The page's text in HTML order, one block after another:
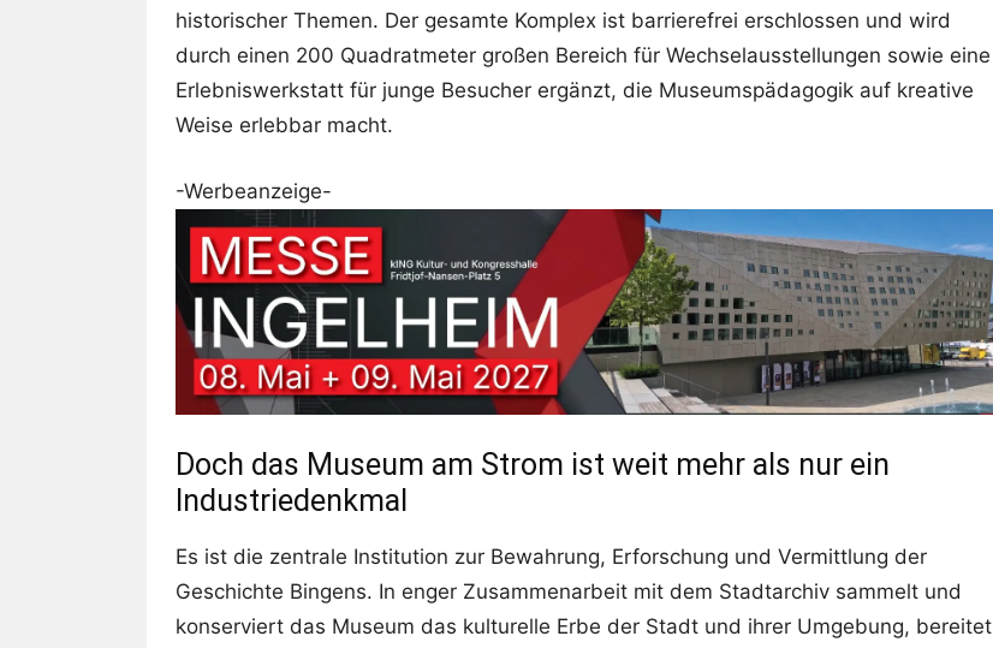
historischer Themen. Der gesamte Komplex ist barrierefrei erschlossen und wird
durch einen 200 Quadratmeter großen Bereich für Wechselausstellungen sowie eine
Erlebniswerkstatt für junge Besucher ergänzt, die Museumspädagogik auf kreative
Weise erlebbar macht.
-Werbeanzeige-
Doch das Museum am Strom ist weit mehr als nur ein
Industriedenkmal
Es ist die zentrale Institution zur Bewahrung, Erforschung und Vermittlung der
Geschichte Bingens. In enger Zusammenarbeit mit dem Stadtarchiv sammelt und
konserviert das Museum das kulturelle Erbe der Stadt und ihrer Umgebung, bereitet